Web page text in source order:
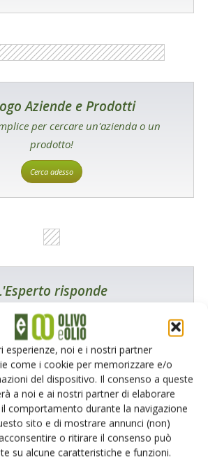
esperienze, noi e i nostri partner
come i cookie per memorizzare e/o
del dispositivo. Il consenso a queste
a noi e ai nostri partner di elaborare
comportamento durante la navigazione
sito e di mostrare annunci (non)
o ritirare il consenso può
su alcune caratteristiche e funzioni.
Aziende e Prodotti
per cercare un'azienda o un
prodotto!
Cerca adesso
risponde
di Terra e Vita agli agricoltori
Cerca adesso